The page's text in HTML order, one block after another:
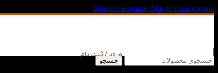
Skip to navigation Skip to main content
ورود / ثبت نام
جستجو